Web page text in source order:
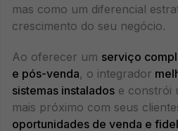
mas como um diferencial
crescimento do seu negócio.
Ao oferecer um serviço
e pós-venda, o integrador
sistemas instalados e constrói
mais próximo com seus
oportunidades de venda e